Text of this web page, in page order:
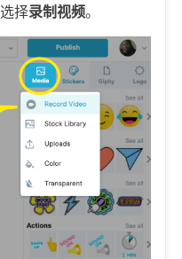
择录制视频。